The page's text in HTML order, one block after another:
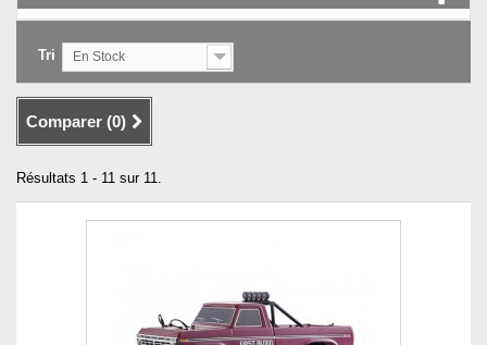
Tri En Stock
Comparer (0)
Résultats 1 - 11 sur 11.